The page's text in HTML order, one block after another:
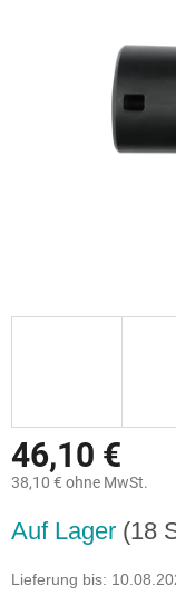
46,10 €
38,10 € ohne MwSt.
Auf Lager (18
Lieferung bis: